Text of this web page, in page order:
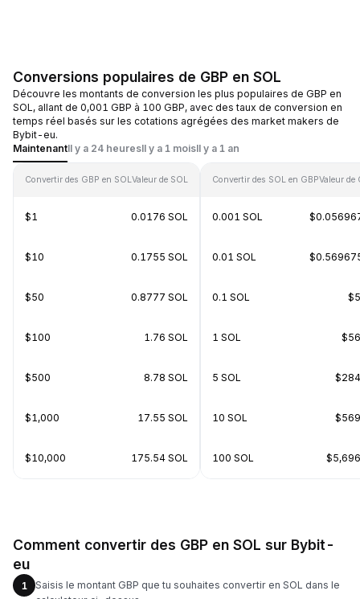
Conversions populaires de GBP en SOL
Découvre les montants de conversion les plus populaires de GBP en
SOL, allant de 0,001 GBP à 100 GBP, avec des taux de conversion en
temps réel basés sur les cotations agrégées des market makers de
Bybit-eu.
MaintenantIl y a 24 heuresIl y a 1 moisIl y a 1 an
Convertir des GBP en SOLValeur de SOL
$1 0.0176 SOL
$10 0.1755 SOL
$50 0.8777 SOL
$100 1.76 SOL
$500 8.78 SOL
$1,000 17.55 SOL
$10,000 175.54 SOL
Convertir des SOL en GBPValeur de
0.001 SOL
0.01 SOL
0.1 SOL
1 SOL
5 SOL
10 SOL
100 SOL
Comment convertir des GBP en SOL sur Bybit-
eu
1
Saisis le montant GBP que tu souhaites convertir en SOL dans le